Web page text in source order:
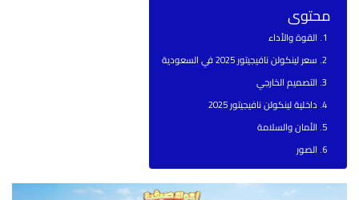
محتوى
القوة والأداء
سعر لينكولن نافيجيتور 2025 في السعودية
التصميم الخارجي
داخلية لينكولن نافيجيتور 2025
الأمان والسلامة
الصور